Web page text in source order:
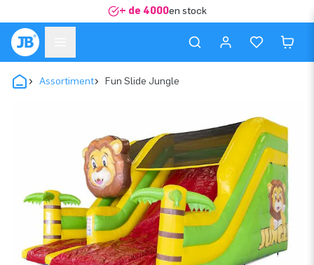
+ de 4000en stock
Assortiment Fun Slide Jungle